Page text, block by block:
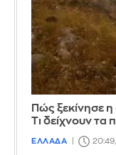
Πώς ξεκίνησε
Τι δείχνουν τα
ΕΛΛΑΔΑ